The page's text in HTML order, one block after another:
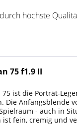
höchste
75 f1.9 II
75 ist die Porträt-
Die Anfangsblende
- auch in
ist fein, cremig und